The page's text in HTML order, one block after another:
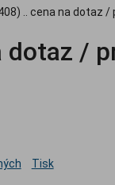
.. cena na dotaz /
dotaz /
Tisk